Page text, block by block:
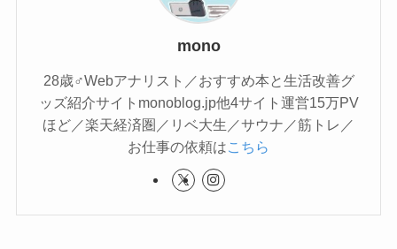
mono
28歳♂Webアナリスト／おすすめ本と生活改善グ
ッズ紹介サイトmonoblog.jp他4サイト運営15万PV
ほど／楽天経済圏／リベ大生／サウナ／筋トレ／
お仕事の依頼はこちら